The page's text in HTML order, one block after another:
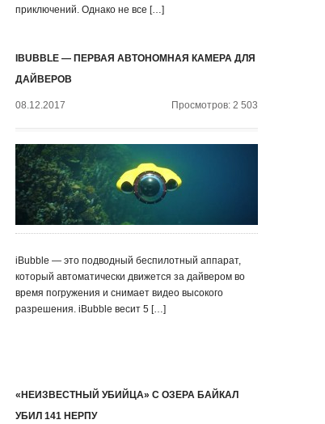
приключений. Однако не все […]
IBUBBLE — ПЕРВАЯ АВТОНОМНАЯ КАМЕРА ДЛЯ
ДАЙВЕРОВ
08.12.2017 Просмотров: 2 503
iBubble — это подводный беспилотный аппарат,
который автоматически движется за дайвером во
время погружения и снимает видео высокого
разрешения. iBubble весит 5 […]
«НЕИЗВЕСТНЫЙ УБИЙЦА» С ОЗЕРА БАЙКАЛ
УБИЛ 141 НЕРПУ